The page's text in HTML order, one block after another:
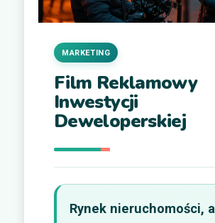
Film Reklamowy
Inwestycji
Deweloperskiej
MARKETING
Rynek nieruchomości, a